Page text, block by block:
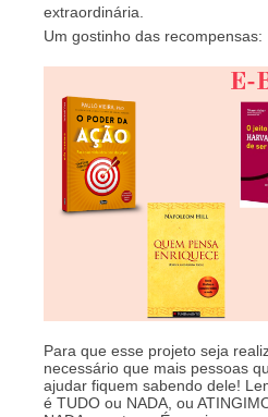
extraordinária.
Um gostinho das recompensas:
Para que esse projeto seja
necessário que mais pessoas
ajudar fiquem sabendo dele!
é TUDO ou NADA, ou